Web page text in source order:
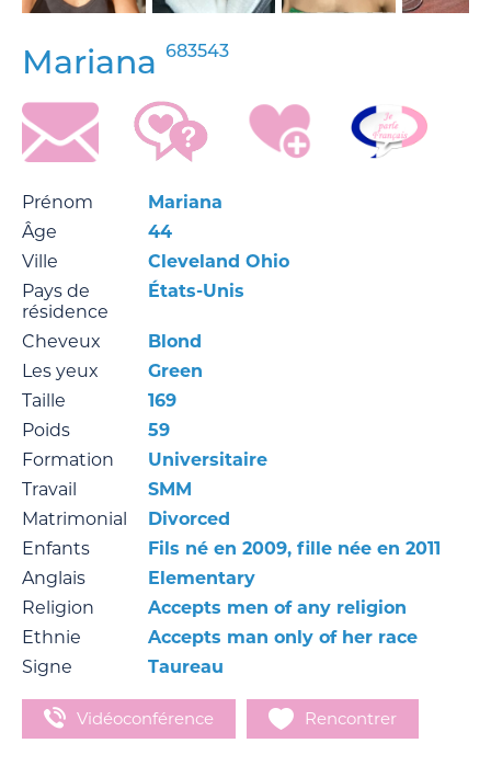
Mariana 683543
Prénom
Mariana
Âge
44
Ville
Cleveland Ohio
Pays de
résidence
États-Unis
Cheveux
Blond
Les yeux
Green
Taille
169
Poids
59
Formation
Universitaire
Travail
SMM
Matrimonial
Divorced
Enfants
Fils né en 2009, fille née en 2011
Anglais
Elementary
Religion
Accepts men of any religion
Ethnie
Accepts man only of her race
Signe
Taureau
Vidéoconférence Rencontrer